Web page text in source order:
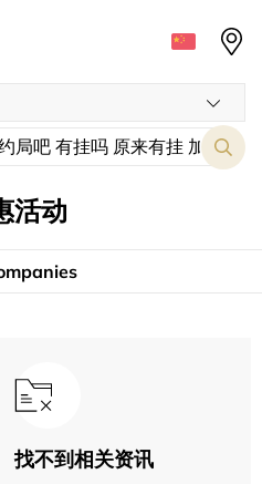
活动
找不到相关资讯